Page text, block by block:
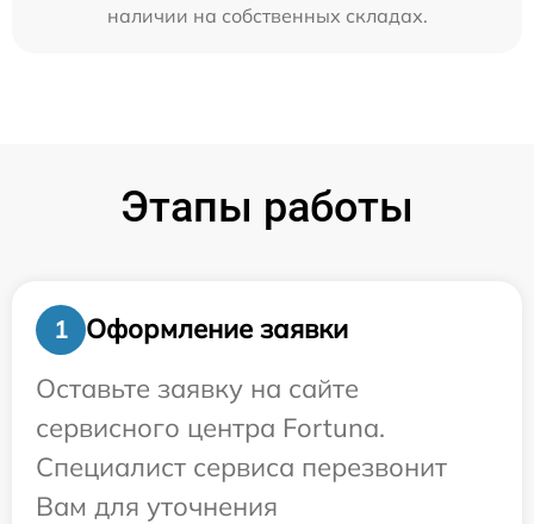
наличии на собственных складах.
Этапы работы
1
Оформление заявки
Оставьте заявку на сайте
сервисного центра Fortuna.
Специалист сервиса перезвонит
Вам для уточнения